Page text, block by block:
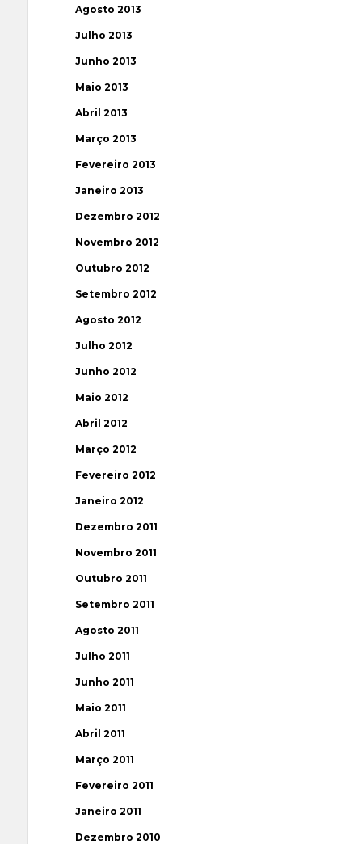
Agosto 2013
Julho 2013
Junho 2013
Maio 2013
Abril 2013
Março 2013
Fevereiro 2013
Janeiro 2013
Dezembro 2012
Novembro 2012
Outubro 2012
Setembro 2012
Agosto 2012
Julho 2012
Junho 2012
Maio 2012
Abril 2012
Março 2012
Fevereiro 2012
Janeiro 2012
Dezembro 2011
Novembro 2011
Outubro 2011
Setembro 2011
Agosto 2011
Julho 2011
Junho 2011
Maio 2011
Abril 2011
Março 2011
Fevereiro 2011
Janeiro 2011
Dezembro 2010